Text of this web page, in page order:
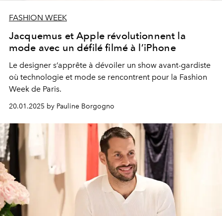
FASHION WEEK
Jacquemus et Apple révolutionnent la
mode avec un défilé filmé à l’iPhone
Le designer s’apprête à dévoiler un show avant-gardiste
où technologie et mode se rencontrent pour la Fashion
Week de Paris.
20.01.2025 by Pauline Borgogno